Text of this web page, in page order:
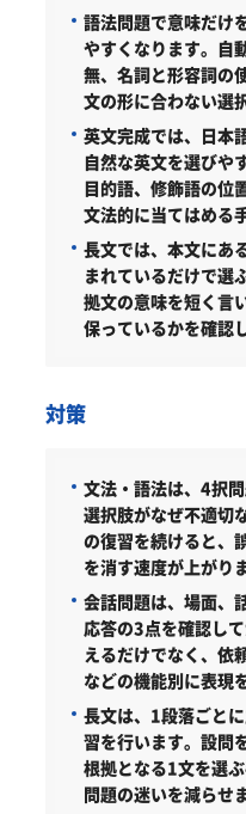
語法問題で意味だけ
やすくなります。自
無、名詞と形容詞の
文の形に合わない選
英文完成では、日本
自然な英文を選びや
目的語、修飾語の位
文法的に当てはめる
長文では、本文にあ
まれているだけで選
拠文の意味を短く言
保っているかを確認
対策
文法・語法は、4択
選択肢がなぜ不適切
の復習を続けると、
を消す速度が上がり
会話問題は、場面、
応答の3点を確認し
えるだけでなく、依
などの機能別に表現
長文は、1段落ごと
習を行います。設問
根拠となる1文を選
問題の迷いを減らせ